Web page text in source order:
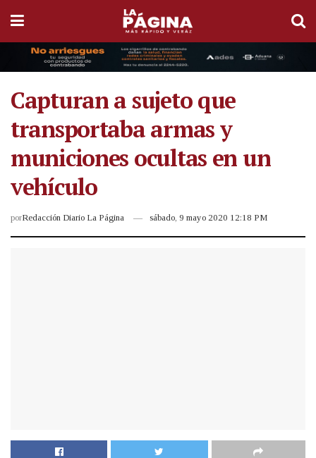
Capturan a sujeto que
transportaba armas y
municiones ocultas en un
vehículo
porRedacción Diario La Página sábado, 9 mayo 2020 12:18 PM